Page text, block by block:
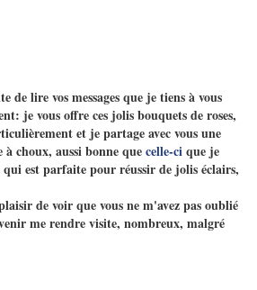
de lire vos messages que je tiens à vous
je vous offre ces jolis bouquets de roses,
et je partage avec vous une
à choux, aussi bonne quecelle-cique je
qui est parfaite pour réussir de jolis éclairs,
de voir que vous ne m'avez pas oublié
me rendre visite, nombreux, malgré